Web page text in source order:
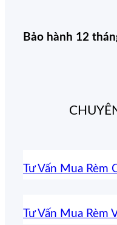
Bảo hành 12
Tư Vấn Mua Rèm
Tư Vấn Mua Rèm